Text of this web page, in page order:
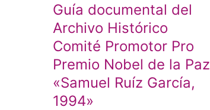
Guía documental del
Archivo Histórico
Comité Promotor Pro
Premio Nobel de la Paz
«Samuel Ruíz García,
1994»